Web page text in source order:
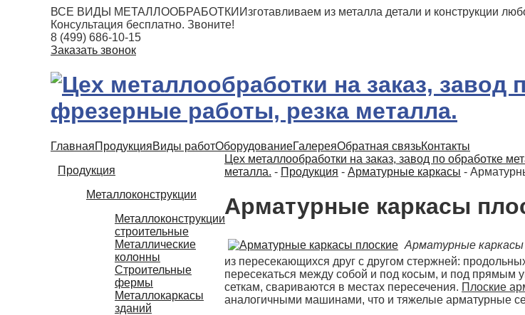
ВСЕ ВИДЫ МЕТАЛЛООБРАБОТКИ Изготавливаем из металла детали и конструкции
Консультация бесплатно. Звоните!
8 (499) 686-10-15
Заказать звонок
ГлавнаяПродукцияВиды работОборудованиеГалереяОбратная связьКонтакты
Продукция
Металлоконструкции
Металлоконструкции
строительные
Металлические
колонны
Строительные
фермы
Металлокаркасы
зданий
Цех металлообработки на заказ, завод по обработке
металла. - Продукция - Арматурные каркасы -
Арматурные каркасы
Арматурные каркасы
из пересекающихся друг с другом стержней:
пересекаться между собой и под косым, и под прямым
сеткам, свариваются в местах пересечения. Плоские
аналогичными машинами, что и тяжелые арматурные